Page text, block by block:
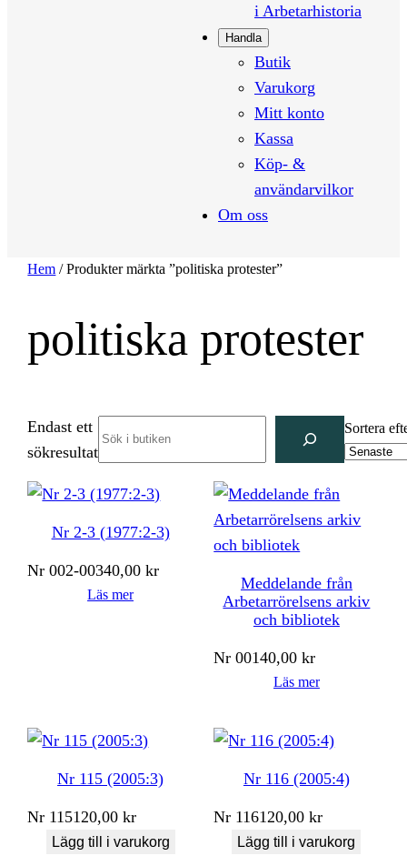
i Arbetarhistoria
Handla
Butik
Varukorg
Mitt konto
Kassa
Köp- &
användarvilkor
Om oss
Hem / Produkter märkta ”politiska protester”
politiska protester
Endast ett
sökresultat
Sortera
Nr 2-3 (1977:2-3)
Nr 002-00340,00kr
Läs mer
Meddelande från
Arbetarrörelsens arkiv
och bibliotek
Nr 00140,00kr
Läs mer
Nr 115 (2005:3)
Nr 115120,00kr
Lägg till i varukorg
Nr 116 (2005:4)
Nr 116120,00kr
Lägg till i varukorg